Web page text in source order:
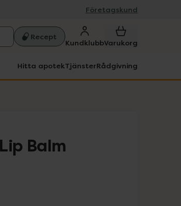
Företagskund
Recept
KundklubbVarukorg
Hitta apotekTjänsterRådgivning
Balm